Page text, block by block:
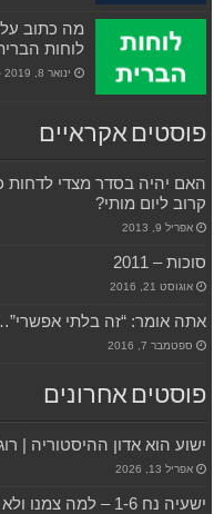
מה כתוב
לוחות
ינואר 8, 2019
פוסטים אקראיים
האם יהיה בסדר מצדי
קרוב ליום מותי?
אפריל 9, 2013
סוכות – 2011
אוגוסט 21, 2016
אתה אומר: “זה בלתי
ספטמבר 7, 2016
פוסטים אחרונים
ישוע הוא אדון ההיסטוריה |
אפריל 13, 2026
ישעיה נח 1-6 – למה צמנו ולא ראית? – האח מיכאל בנטלי